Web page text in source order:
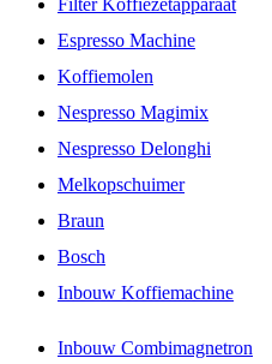
Filter Koffiezetapparaat
Espresso Machine
Koffiemolen
Nespresso Magimix
Nespresso Delonghi
Melkopschuimer
Braun
Bosch
Inbouw Koffiemachine
Inbouw Combimagnetron